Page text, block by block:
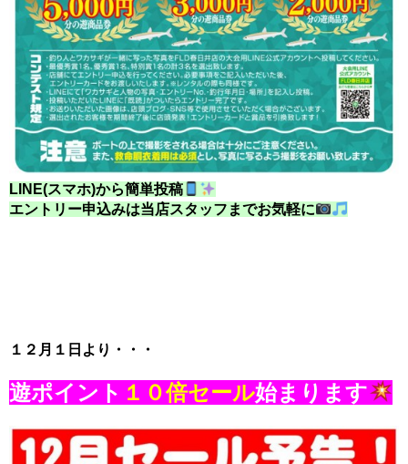
LINE(スマホ)から簡単投稿
エントリー申込みは当店スタッフまでお気軽に
１２月１日より・・・
遊ポイント １０倍セール始まります